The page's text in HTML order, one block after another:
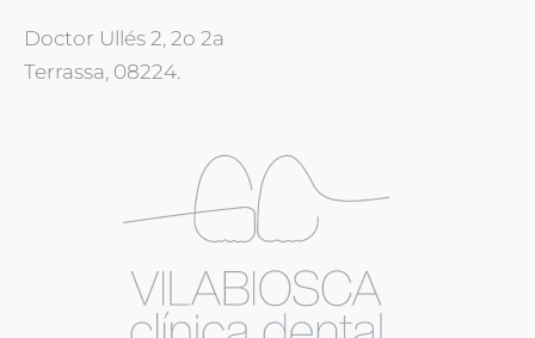
Doctor Ullés 2, 2o 2a
Terrassa, 08224.